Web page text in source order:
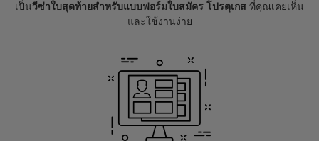
เป็นวีซ่าใบสุดท้ายสำหรับแบบฟอร์มใบสมัคร โปรตุเกส ที่คุณเคยเห็น
และใช้งานง่าย